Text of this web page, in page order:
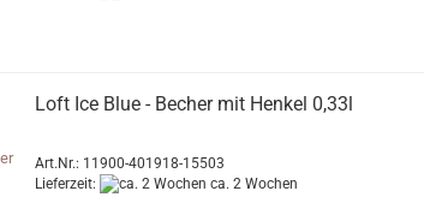
Loft Ice Blue - Becher mit Henkel 0,33l
Art.Nr.: 11900-401918-15503
Lieferzeit:
ca. 2 Wochen